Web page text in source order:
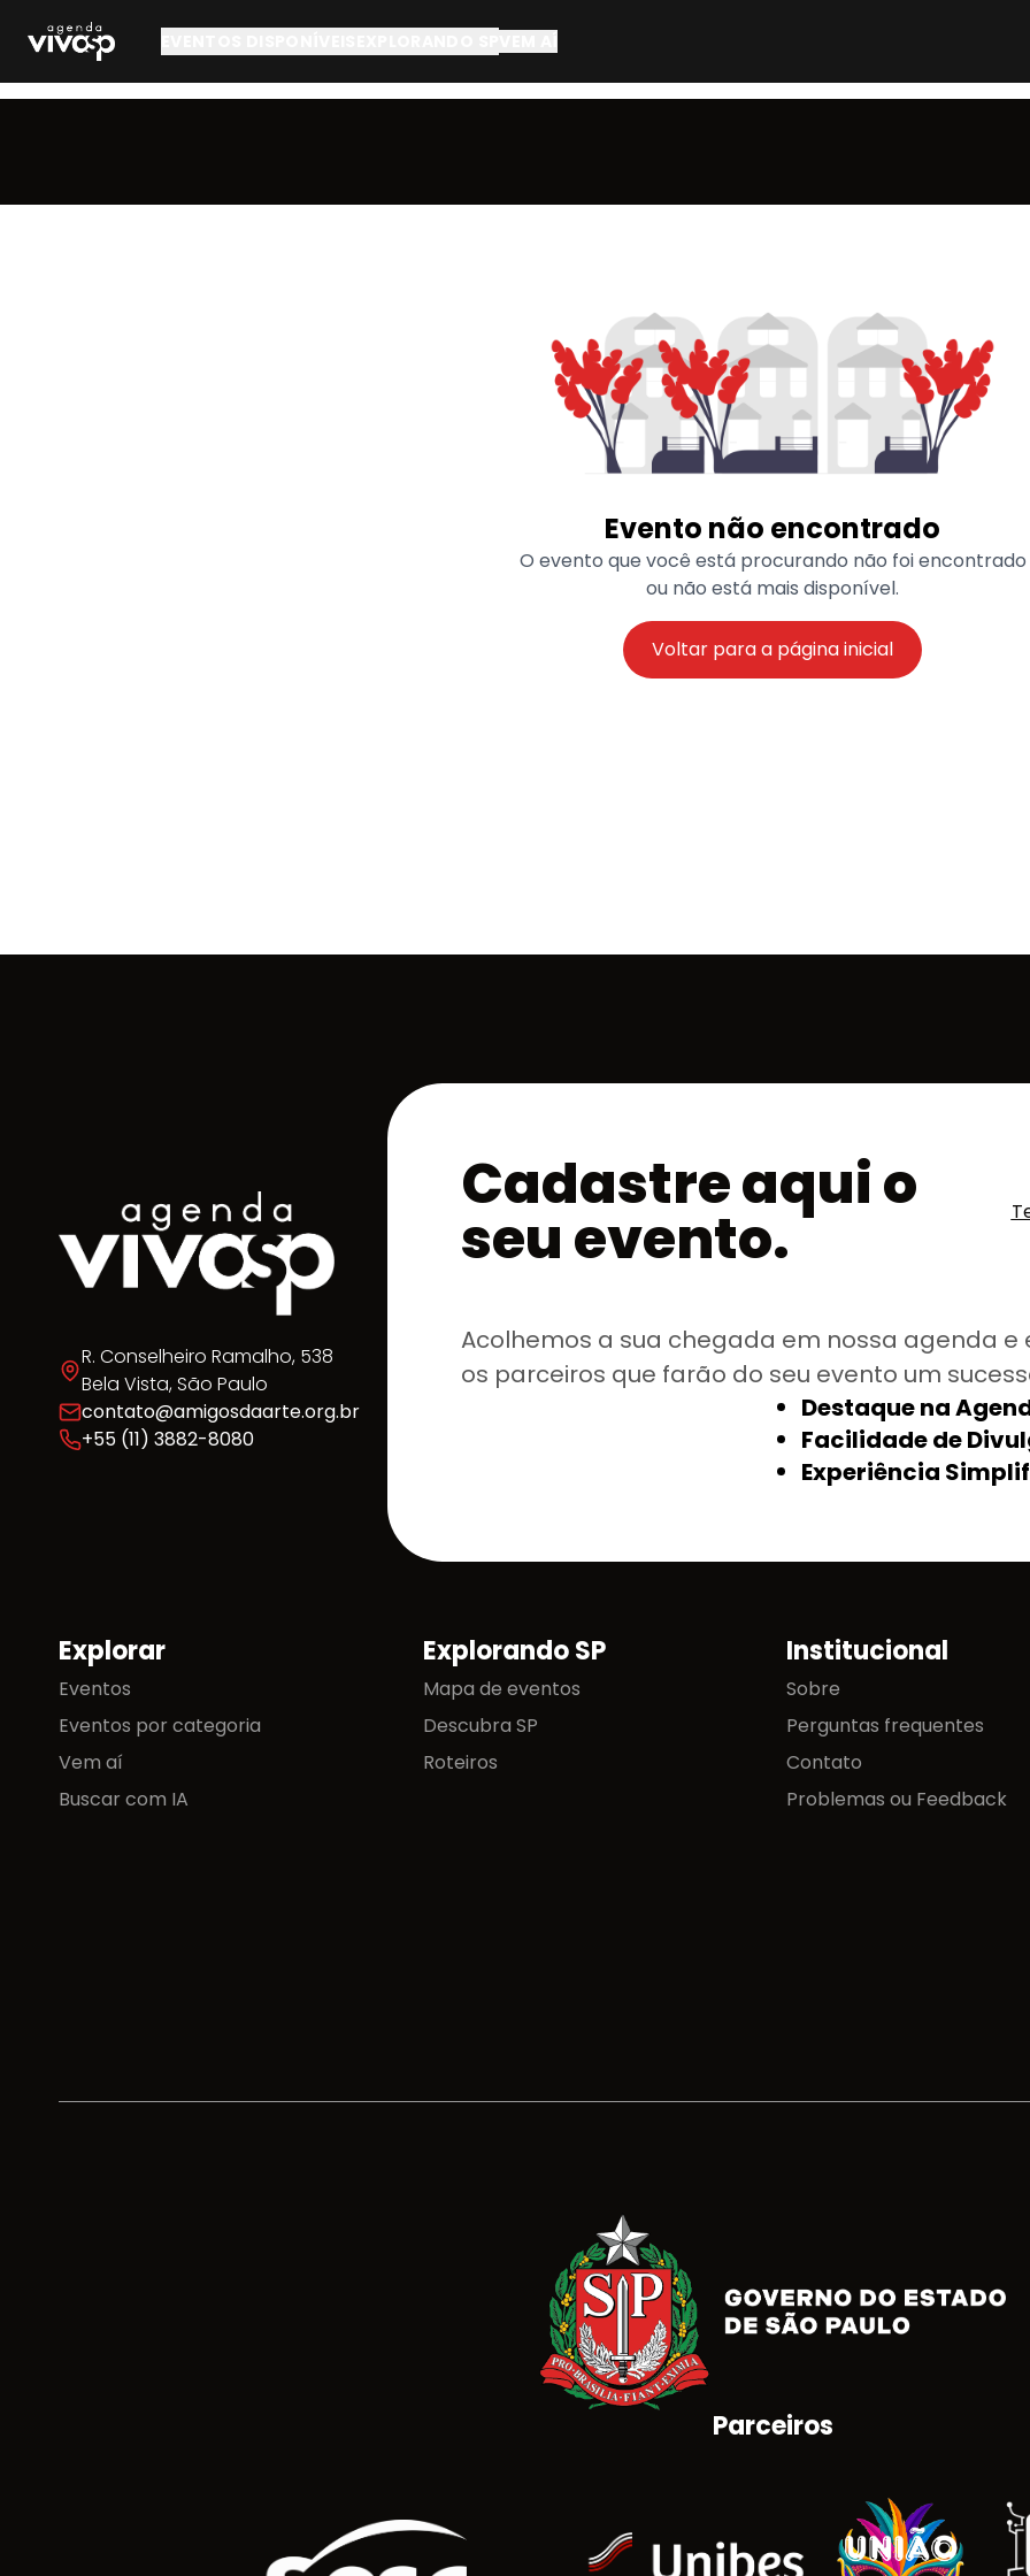
Evento não encontrado
O evento que você está procurando não foi encontrado
ou não está mais disponível.
Voltar para a página inicial
R. Conselheiro Ramalho, 538
Bela Vista, São Paulo
contato@amigosdaarte.org.br
+55 (11) 3882-8080
Cadastre aqui o
seu evento.
Acolhemos a sua chegada em nossa agenda
os parceiros que farão do seu evento um
Destaque na
Facilidade de
Experiência
Mapa do site
Explorar
Eventos
Eventos por categoria
Vem aí
Buscar com IA
Explorando SP
Mapa de eventos
Descubra SP
Roteiros
Institucional
Sobre
Perguntas frequentes
Contato
Problemas ou Feedback
Brasão do Estado de São Paulo
Parceiros